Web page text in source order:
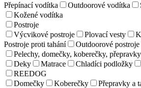
Přepínací vodítka
Outdoorové vodítka
Kožené vodítka
Postroje
Výcvikové postroje
Plovací vesty
Postroje proti tahání
Outdoorové postroje
Pelechy, domečky, koberečky,
Deky
Matrace Chladíci podložky
REEDOG
Domečky
Koberečky
Přepravky a